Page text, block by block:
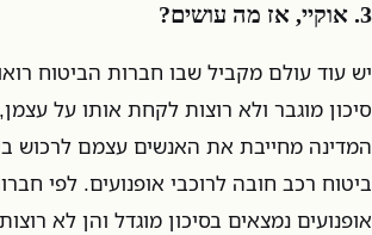
3. אוקיי, אז מה עושים?
יש עוד עולם מקביל שבו חברות הביטוח
סיכון מוגבר ולא רוצות לקחת אותו על
המדינה מחייבת את האנשים עצמם לרכוש
ביטוח רכב חובה לרוכבי אופנועים. לפי
אופנועים נמצאים בסיכון מוגדל והן לא